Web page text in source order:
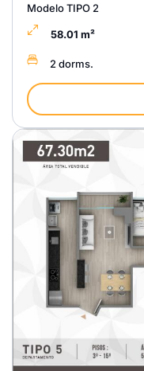
Modelo TIPO 2
58.01 m²
2 dorms.